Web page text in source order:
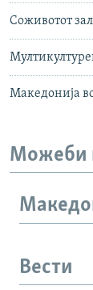
Соживотот
Македонија
Можеби
Вести